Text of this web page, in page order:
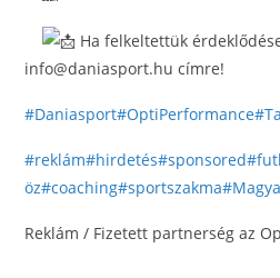
Ha felkeltettük
info@daniasport.hu címre!
#Daniasport#OptiPerformance
#reklám#hirdetés#sponsored
öz#coaching#sportszakma
Reklám / Fizetett partnerség az